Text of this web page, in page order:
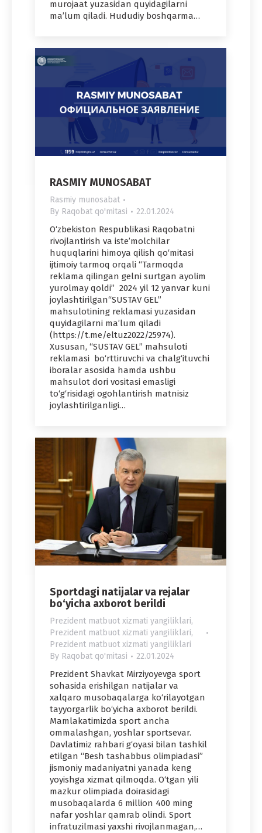
murojaat yuzasidan quyidagilarni
ma’lum qiladi. Hududiy boshqarma…
RASMIY MUNOSABAT
Rasmiy munosabat
By Raqobat qo'mitasi 22.01.2024
O‘zbekiston Respublikasi Raqobatni
rivojlantirish va iste’molchilar
huquqlarini himoya qilish qo‘mitasi
ijtimoiy tarmoq orqali “Tarmoqda
reklama qilingan gelni surtgan ayolim
yurolmay qoldi” 2024 yil 12 yanvar kuni
joylashtirilgan“SUSTAV GEL”
mahsulotining reklamasi yuzasidan
quyidagilarni ma’lum qiladi
(https://t.me/eltuz2022/25974).
Xususan, “SUSTAV GEL” mahsuloti
reklamasi bo‘rttiruvchi va chalg‘ituvchi
iboralar asosida hamda ushbu
mahsulot dori vositasi emasligi
to‘g‘risidagi ogohlantirish matnisiz
joylashtirilganligi…
Sportdagi natijalar va rejalar
bo‘yicha axborot berildi
Prezident matbuot xizmati yangiliklari,
Prezident matbuot xizmati yangiliklari,
Prezident matbuot xizmati yangiliklari
By Raqobat qo'mitasi 22.01.2024
Prezident Shavkat Mirziyoyevga sport
sohasida erishilgan natijalar va
xalqaro musobaqalarga ko‘rilayotgan
tayyorgarlik bo‘yicha axborot berildi.
Mamlakatimizda sport ancha
ommalashgan, yoshlar sportsevar.
Davlatimiz rahbari g‘oyasi bilan tashkil
etilgan “Besh tashabbus olimpiadasi”
jismoniy madaniyatni yanada keng
yoyishga xizmat qilmoqda. O‘tgan yili
mazkur olimpiada doirasidagi
musobaqalarda 6 million 400 ming
nafar yoshlar qamrab olindi. Sport
infratuzilmasi yaxshi rivojlanmagan,…